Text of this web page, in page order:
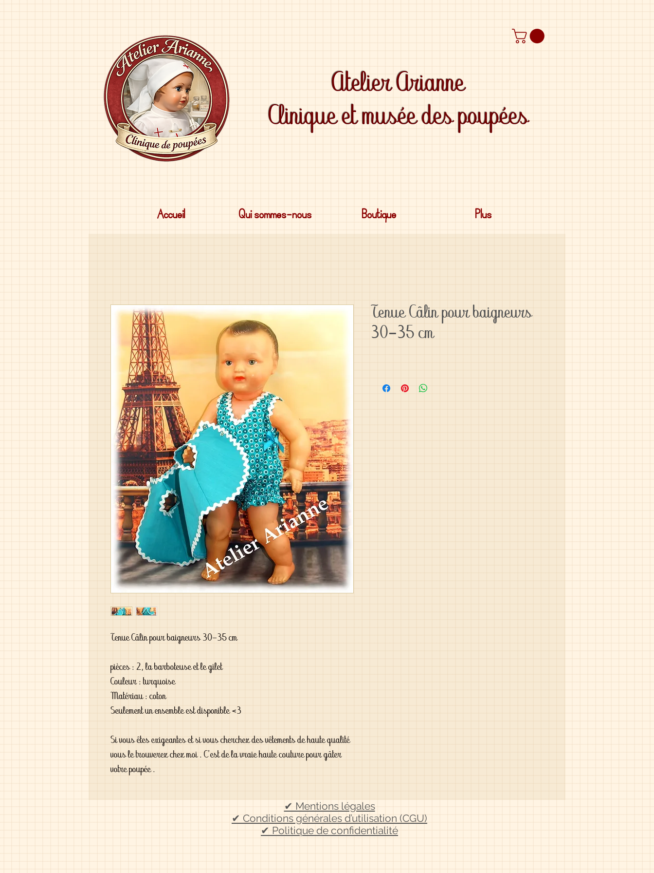
Atelier Arianne
Clinique et musée des poupées
Accueil Qui sommes-nous Boutique Plus
Tenue Câlin pour baigneurs 30-35 cm
pièces : 2, la barboteuse et le gilet
Couleur : turquoise
Matériau : coton
Seulement un ensemble est disponible <3
Si vous êtes exigeantes et si vous cherchez des vêtements de haute qualité
vous le trouverez chez moi . C'est de la vraie haute couture pour gâter
votre poupée .
Tenue Câlin pour baigneurs
30-35 cm
✔ Mentions légales
✔ Conditions générales d’utilisation (CGU)
✔ Politique de confidentialité